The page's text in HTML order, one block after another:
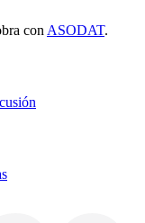
con ASODAT.